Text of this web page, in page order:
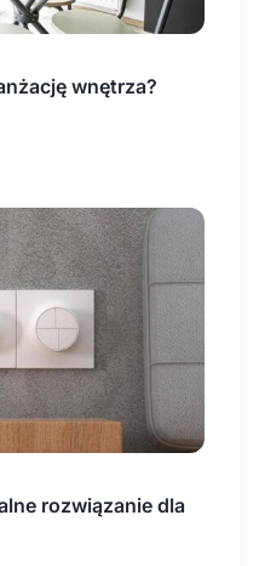
wnętrza?
rozwiązanie dla